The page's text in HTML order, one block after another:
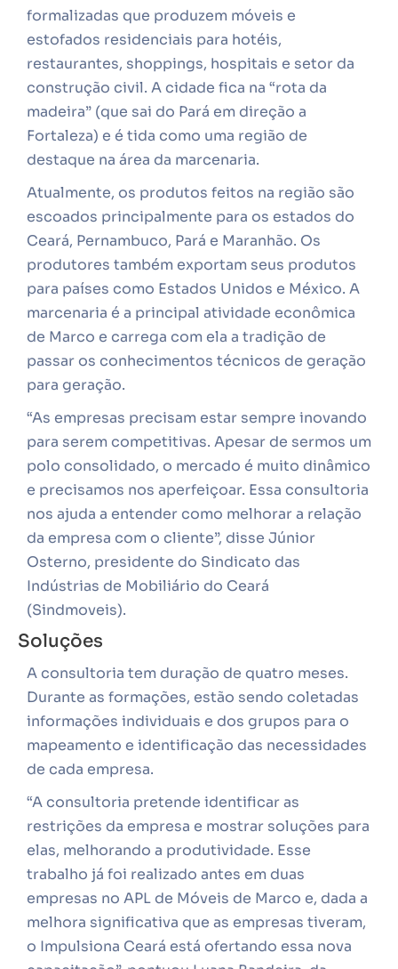
formalizadas que produzem móveis e
estofados residenciais para hotéis,
restaurantes, shoppings, hospitais e setor da
construção civil. A cidade fica na “rota da
madeira” (que sai do Pará em direção a
Fortaleza) e é tida como uma região de
destaque na área da marcenaria.
Atualmente, os produtos feitos na região são
escoados principalmente para os estados do
Ceará, Pernambuco, Pará e Maranhão. Os
produtores também exportam seus produtos
para países como Estados Unidos e México. A
marcenaria é a principal atividade econômica
de Marco e carrega com ela a tradição de
passar os conhecimentos técnicos de geração
para geração.
“As empresas precisam estar sempre inovando
para serem competitivas. Apesar de sermos um
polo consolidado, o mercado é muito dinâmico
e precisamos nos aperfeiçoar. Essa consultoria
nos ajuda a entender como melhorar a relação
da empresa com o cliente”, disse Júnior
Osterno, presidente do Sindicato das
Indústrias de Mobiliário do Ceará
(Sindmoveis).
Soluções
A consultoria tem duração de quatro meses.
Durante as formações, estão sendo coletadas
informações individuais e dos grupos para o
mapeamento e identificação das necessidades
de cada empresa.
“A consultoria pretende identificar as
restrições da empresa e mostrar soluções para
elas, melhorando a produtividade. Esse
trabalho já foi realizado antes em duas
empresas no APL de Móveis de Marco e, dada a
melhora significativa que as empresas tiveram,
o Impulsiona Ceará está ofertando essa nova